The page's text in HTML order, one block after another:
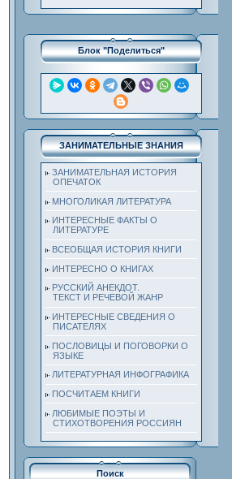
Блок "Поделиться"
ЗАНИМАТЕЛЬНЫЕ ЗНАНИЯ
ЗАНИМАТЕЛЬНАЯ ИСТОРИЯ
ОПЕЧАТОК
МНОГОЛИКАЯ ЛИТЕРАТУРА
ИНТЕРЕСНЫЕ ФАКТЫ О
ЛИТЕРАТУРЕ
ВСЕОБЩАЯ ИСТОРИЯ КНИГИ
ИНТЕРЕСНО О КНИГАХ
РУССКИЙ АНЕКДОТ.
ТЕКСТ И РЕЧЕВОЙ ЖАНР
ИНТЕРЕСНЫЕ СВЕДЕНИЯ О
ПИСАТЕЛЯХ
ПОСЛОВИЦЫ И ПОГОВОРКИ О
ЯЗЫКЕ
ЛИТЕРАТУРНАЯ ИНФОГРАФИКА
ПОСЧИТАЕМ КНИГИ
ЛЮБИМЫЕ ПОЭТЫ И
СТИХОТВОРЕНИЯ РОССИЯН
Поиск